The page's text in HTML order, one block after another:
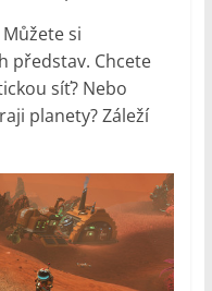
si
představ. Chcete
síť? Nebo
planety? Záleží